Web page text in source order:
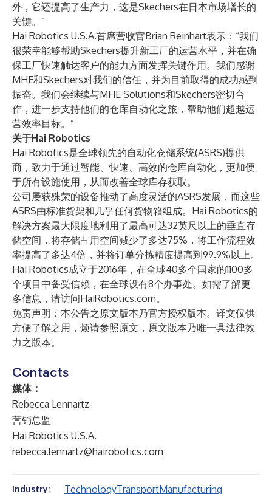
外，它还提高了生产力，这是Skechers在日本市场增长的
关键。”
Hai Robotics U.S.A.首席营收官Brian Reinhart表示：“我们
很荣幸能够帮助Skechers提升新工厂的运营水平，并在确
保工厂快速触达客户的能力方面发挥关键作用。我们感谢
MHE和Skechers对我们的信任，并为目前取得的成功感到
振奋。我们会继续与MHE Solutions和Skechers密切合
作，进一步支持他们的仓库自动化之旅，帮助他们超越运
营效率目标。”
关于Hai Robotics
Hai Robotics是全球领先的自动化仓储系统(ASRS)提供
商，致力于通过智能、快速、高效的仓库自动化，更加便
于所有设施使用，从而改善全球库存获取。
公司屡获殊荣的设备推动了高度灵活的ASRS发展，而这些
ASRS由标准货架和几乎任何货物箱组成。Hai Robotics的
解决方案最大限度地利用了最高可达32英尺以上的垂直存
储空间，将存储占用空间减少了多达75%，将工作流程效
率提高了多达4倍，并将订单分拣精度提高到99.9%以上。
Hai Robotics成立于2016年，在全球40多个国家的1100多
个项目中备受信赖，在全球设有8个办事处。如需了解更
多信息，请访问HaiRobotics.com。
免责声明：本公告之原文版本乃官方授权版本。译文仅供
方便了解之用，烦请参照原文，原文版本乃唯一具法律效
力之版本。
Contacts
媒体：
Rebecca Lennartz
营销总监
Hai Robotics U.S.A.
rebecca.lennartz@hairobotics.com
Industry: TechnologyTransportManufacturing